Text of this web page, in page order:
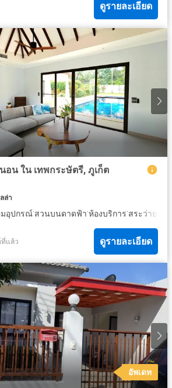
ดูรายละเอียด
อน ใน เทพกระษัตรี, ภูเก็ต
ล่า
มอุปกรณ์·สวนบนดาดฟ้า·ห้องบริการ·สระว่ายน้ำ
ที่แล้ว ดูรายละเอียด
อัพเดท